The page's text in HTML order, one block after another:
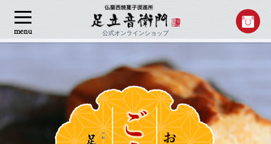
menu 公式オンラインショップ